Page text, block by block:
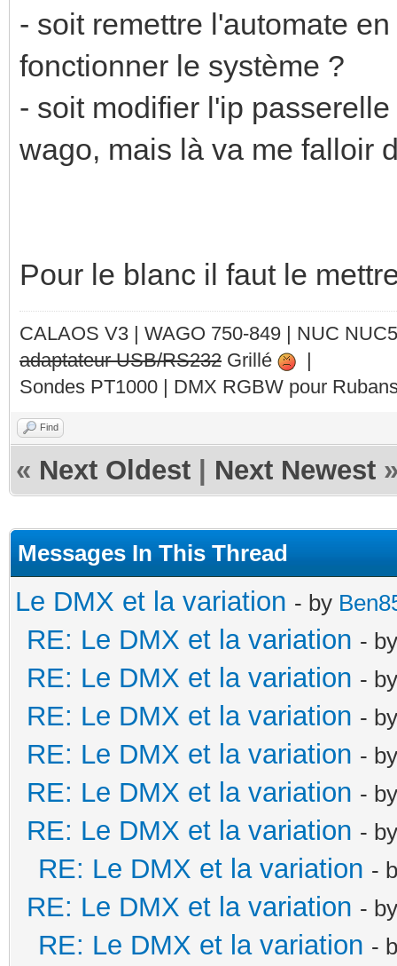
- soit remettre l'automate
fonctionner le système ?
- soit modifier l'ip
wago, mais là va me falloir
Pour le blanc il faut le
CALAOS V3 | WAGO 750-849 | NUC
adaptateur USB/RS232 Grillé
|
Sondes PT1000 | DMX RGBW pour
Find
« Next Oldest Next Newest
Messages In This Thread
Le DMX et la variation - by
RE: Le DMX et la variation -
RE: Le DMX et la variation -
RE: Le DMX et la variation -
RE: Le DMX et la variation -
RE: Le DMX et la variation -
RE: Le DMX et la variation -
RE: Le DMX et la variation -
RE: Le DMX et la variation -
RE: Le DMX et la variation -